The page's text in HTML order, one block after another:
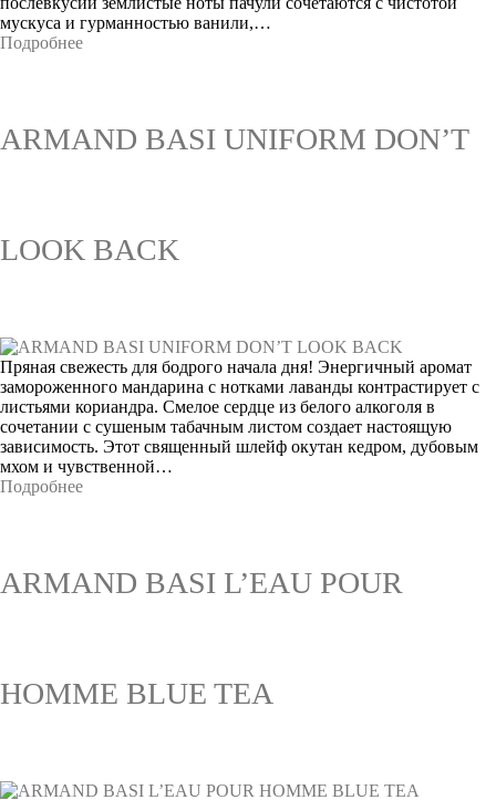
мускуса и гурманностью ванили,…
Подробнее
ARMAND BASI UNIFORM DON’T
LOOK BACK
Пряная свежесть для бодрого начала дня! Энергичный аромат
замороженного мандарина с нотками лаванды контрастирует с
листьями кориандра. Смелое сердце из белого алкоголя в
сочетании с сушеным табачным листом создает настоящую
зависимость. Этот священный шлейф окутан кедром, дубовым
мхом и чувственной…
Подробнее
ARMAND BASI L’EAU POUR
HOMME BLUE TEA